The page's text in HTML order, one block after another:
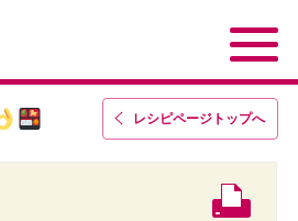
レシピページトップへ